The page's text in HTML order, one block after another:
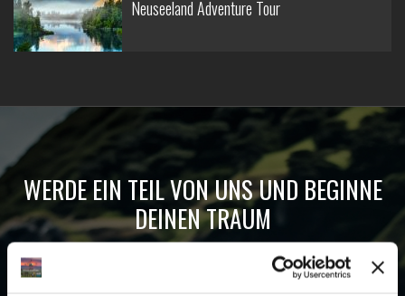
Neuseeland Adventure Tour
WERDE EIN TEIL VON UNS UND BEGINNE
DEINEN TRAUM
Erhalte die neuesten Nachrichten, die